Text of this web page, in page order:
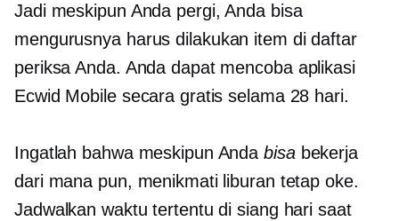
Jadi meskipun Anda pergi, Anda bisa
mengurusnya harus dilakukan item di daftar
periksa Anda. Anda dapat mencoba aplikasi
Ecwid Mobile secara gratis selama 28 hari.
Ingatlah bahwa meskipun Andabisabekerja
dari mana pun, menikmati liburan tetap oke.
Jadwalkan waktu tertentu di siang hari saat